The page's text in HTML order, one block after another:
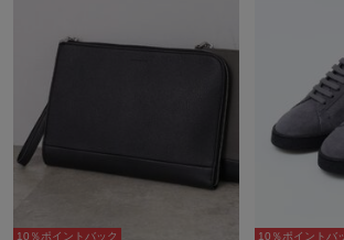
10％ポイントバック
10％ポイントバ